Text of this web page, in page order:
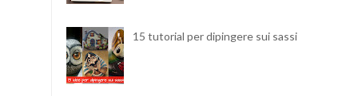
15 tutorial per dipingere sui sassi